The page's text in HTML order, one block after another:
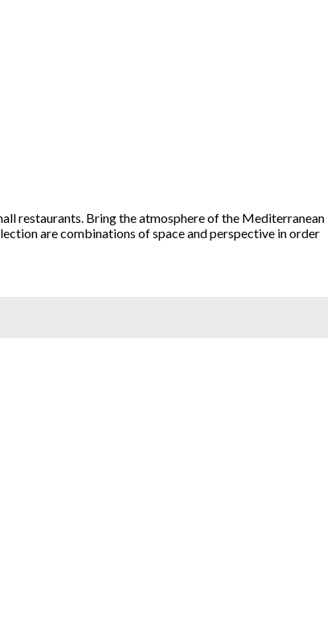
restaurants. Bring the atmosphere of the Mediterranean
are combinations of space and perspective in order